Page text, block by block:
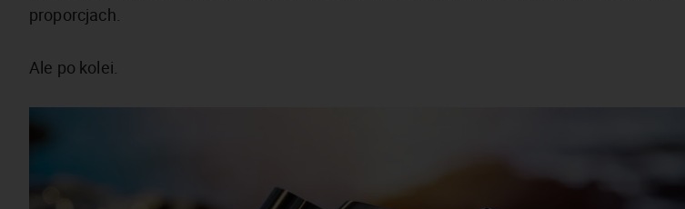
proporcjach.
Ale po kolei.